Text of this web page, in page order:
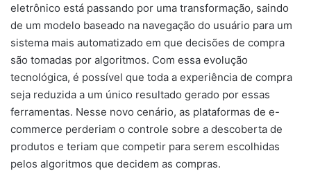
eletrônico está passando por uma transformação, saindo
de um modelo baseado na navegação do usuário para um
sistema mais automatizado em que decisões de compra
são tomadas por algoritmos. Com essa evolução
tecnológica, é possível que toda a experiência de compra
seja reduzida a um único resultado gerado por essas
ferramentas. Nesse novo cenário, as plataformas de e-
commerce perderiam o controle sobre a descoberta de
produtos e teriam que competir para serem escolhidas
pelos algoritmos que decidem as compras.